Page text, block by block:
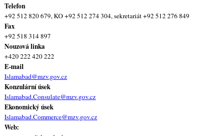
Telefon
+92 512 820 679, KO +92 512 274 304, sekretariát +92 512 276 849
Fax
+92 518 314 897
Nouzová linka
+420 222 420 222
E-mail
Islamabad@mzv.gov.cz
Konzulární úsek
Islamabad.Consulate@mzv.gov.cz
Ekonomický úsek
Islamabad.Commerce@mzv.gov.cz
Web: